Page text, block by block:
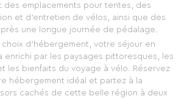
des emplacements pour tentes, des
et d'entretien de vélos, ainsi que des
une longue journée de pédalage.
d'hébergement, votre séjour en
enrichi par les paysages pittoresques, les
les bienfaits du voyage à vélo. Réservez
hébergement idéal et partez à la
cachés de cette belle région à deux